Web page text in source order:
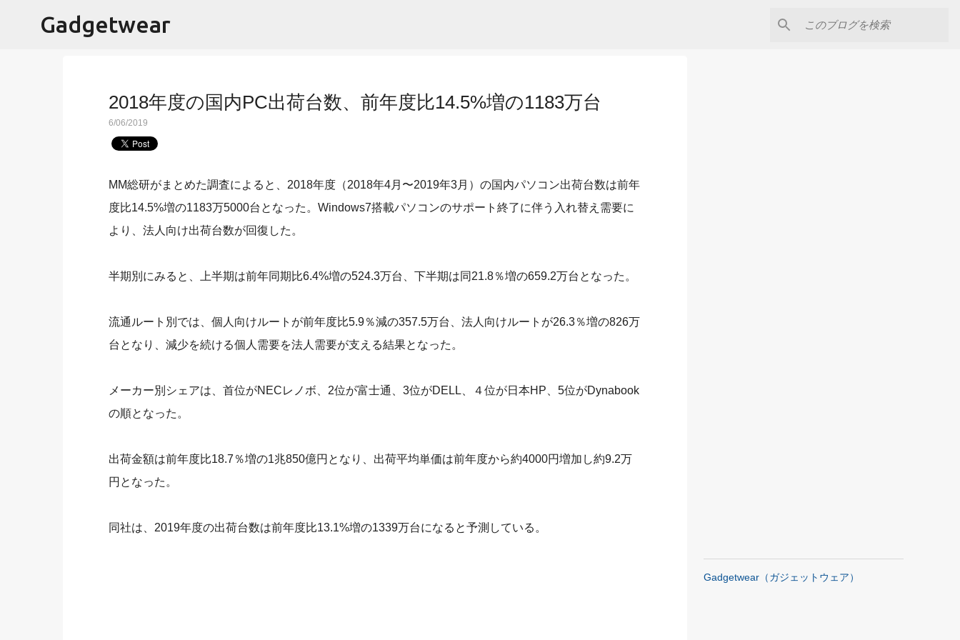
Gadgetwear
2018年度の国内PC出荷台数、前年度比14.5%増の1183万台
6/06/2019
MM総研がまとめた調査によると、2018年度（2018年4月〜2019年3月）の国内パソコン出荷台数は前年
度比14.5%増の1183万5000台となった。Windows7搭載パソコンのサポート終了に伴う入れ替え需要に
より、法人向け出荷台数が回復した。
半期別にみると、上半期は前年同期比6.4%増の524.3万台、下半期は同21.8％増の659.2万台となった。
流通ルート別では、個人向けルートが前年度比5.9％減の357.5万台、法人向けルートが26.3％増の826万
台となり、減少を続ける個人需要を法人需要が支える結果となった。
メーカー別シェアは、首位がNECレノボ、2位が富士通、3位がDELL、４位が日本HP、5位がDynabook
の順となった。
出荷金額は前年度比18.7％増の1兆850億円となり、出荷平均単価は前年度から約4000円増加し約9.2万
円となった。
同社は、2019年度の出荷台数は前年度比13.1%増の1339万台になると予測している。
Gadgetwear（ガジェットウェア）